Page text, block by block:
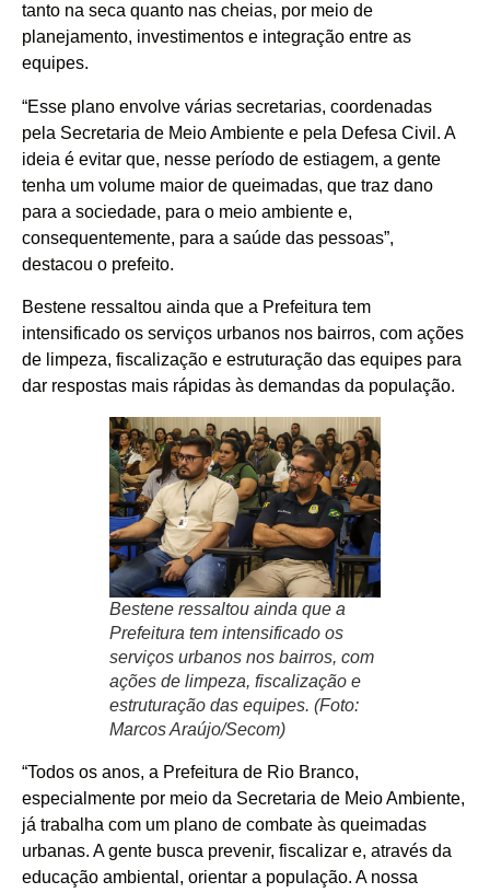
tanto na seca quanto nas cheias, por meio de
planejamento, investimentos e integração entre as
equipes.
“Esse plano envolve várias secretarias, coordenadas
pela Secretaria de Meio Ambiente e pela Defesa Civil. A
ideia é evitar que, nesse período de estiagem, a gente
tenha um volume maior de queimadas, que traz dano
para a sociedade, para o meio ambiente e,
consequentemente, para a saúde das pessoas”,
destacou o prefeito.
Bestene ressaltou ainda que a Prefeitura tem
intensificado os serviços urbanos nos bairros, com ações
de limpeza, fiscalização e estruturação das equipes para
dar respostas mais rápidas às demandas da população.
Bestene ressaltou ainda que a
Prefeitura tem intensificado os
serviços urbanos nos bairros, com
ações de limpeza, fiscalização e
estruturação das equipes. (Foto:
Marcos Araújo/Secom)
“Todos os anos, a Prefeitura de Rio Branco,
especialmente por meio da Secretaria de Meio Ambiente,
já trabalha com um plano de combate às queimadas
urbanas. A gente busca prevenir, fiscalizar e, através da
educação ambiental, orientar a população. A nossa